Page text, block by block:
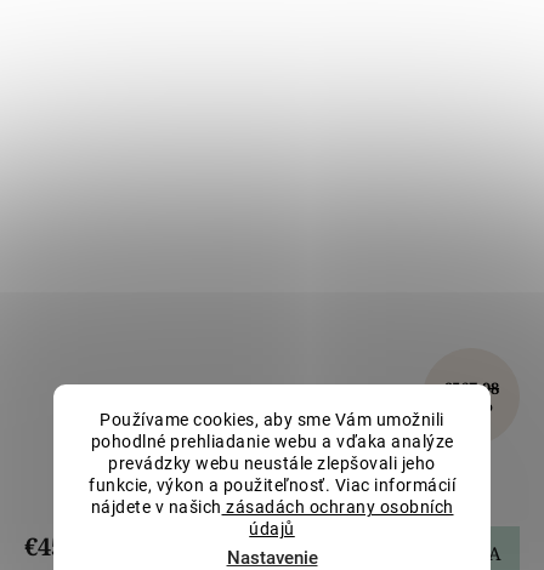
Používame cookies, aby sme Vám umožnili
pohodlné prehliadanie webu a vďaka analýze
prevádzky webu neustále zlepšovali jeho
funkcie, výkon a použiteľnosť. Viac informácií
nájdete v našich zásadách ochrany osobních
údajů
Nastavenie
€567,98
–20 %
Zlatý náhrdelník s achátmi LLV22-GN013
€454,38 DO KOŠÍKA